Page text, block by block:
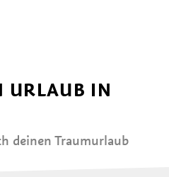
URLAUB IN
deinen Traumurlaub